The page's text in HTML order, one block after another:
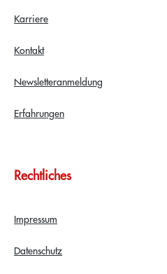
Karriere
Kontakt
Newsletteranmeldung
Erfahrungen
Rechtliches
Impressum
Datenschutz